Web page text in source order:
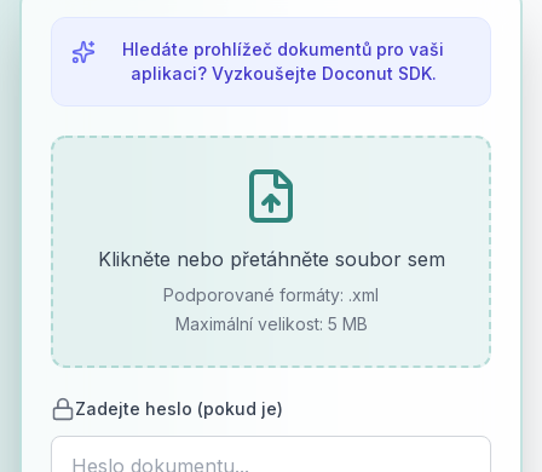
Hledáte prohlížeč dokumentů pro vaši
aplikaci? Vyzkoušejte Doconut SDK.
Klikněte nebo přetáhněte soubor sem
Podporované formáty: .xml
Maximální velikost: 5 MB
Zadejte heslo (pokud je)